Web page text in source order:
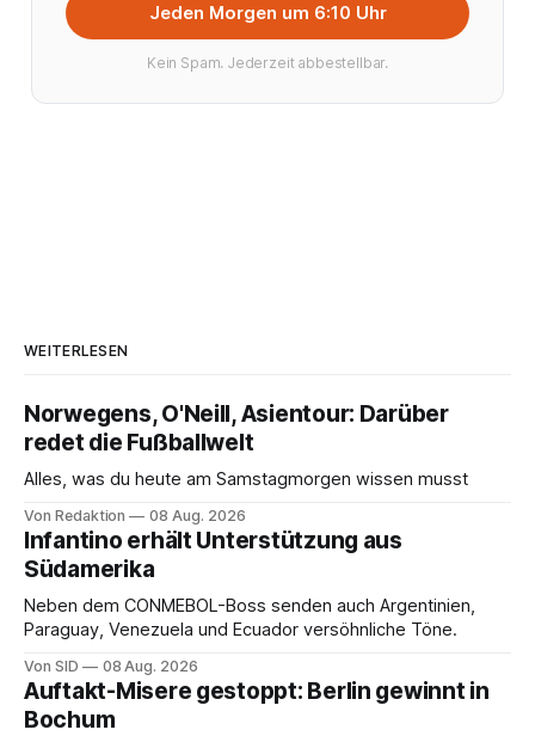
Jeden Morgen um 6:10 Uhr
Kein Spam. Jederzeit abbestellbar.
WEITERLESEN
Norwegens, O'Neill, Asientour: Darüber
redet die Fußballwelt
Alles, was du heute am Samstagmorgen wissen musst
Von Redaktion 08 Aug. 2026
Infantino erhält Unterstützung aus
Südamerika
Neben dem CONMEBOL-Boss senden auch Argentinien,
Paraguay, Venezuela und Ecuador versöhnliche Töne.
Von SID 08 Aug. 2026
Auftakt-Misere gestoppt: Berlin gewinnt in
Bochum